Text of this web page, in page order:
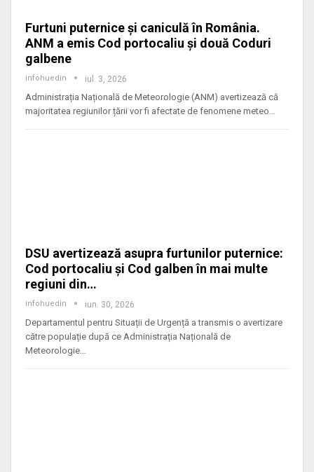
Furtuni puternice și caniculă în România.
ANM a emis Cod portocaliu și două Coduri
galbene
infohuedin iul. 3, 2026
Administrația Națională de Meteorologie (ANM) avertizează că
majoritatea regiunilor țării vor fi afectate de fenomene meteo
DSU avertizează asupra furtunilor puternice:
Cod portocaliu și Cod galben în mai multe
regiuni din…
infohuedin iun. 30, 2026
Departamentul pentru Situații de Urgență a transmis o avertizare
către populație după ce Administrația Națională de
Meteorologie…